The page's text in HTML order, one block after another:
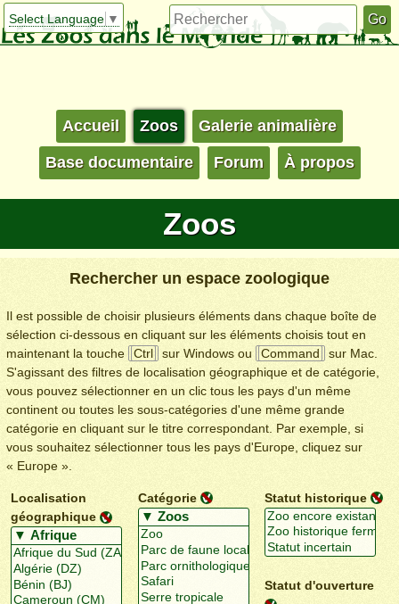
Select Language ▼
Accueil Zoos Galerie animalière
Base documentaire Forum À propos
Zoos
Rechercher un espace zoologique
Il est possible de choisir plusieurs éléments dans chaque boîte de
sélection ci-dessous en cliquant sur les éléments choisis tout en
maintenant la touche
Ctrl sur Windows ou Command
sur Mac.
S'agissant des filtres de localisation géographique et de catégorie,
vous pouvez sélectionner en un clic tous les pays d'un même
continent ou toutes les sous-catégories d'une même grande
catégorie en cliquant sur le titre correspondant. Par exemple, si
vous souhaitez sélectionner tous les pays d'Europe, cliquez sur
« Europe ».
Localisation
géographique
Catégorie Statut historique
Statut d'ouverture